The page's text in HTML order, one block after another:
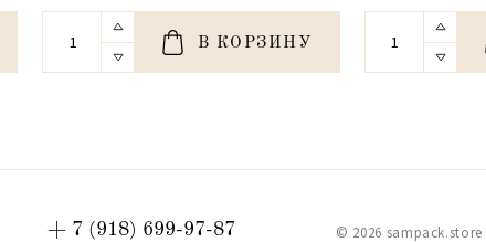
В КОРЗИНУ
+ 7 (918) 699-97-87 © 2026 sampack.store